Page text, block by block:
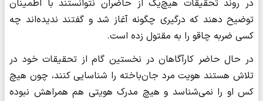
در روند تحقیقات هیچ‌یک از حاضران نتوانستند با اطمینان
توضیح دهند که درگیری چگونه آغاز شد و گفتند ندیده‌اند چه
کسی ضربه چاقو را به مقتول زده است.
در حال حاضر کارآگاهان در نخستین گام از تحقیقات خود در
تلاش هستند هویت مرد جان‌باخته را شناسایی کنند، چون هیچ
کس او را نمی‌شناسد و هیچ مدرک هویتی هم همراهش نبوده